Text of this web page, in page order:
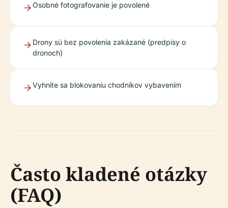
Osobné fotografovanie je povolené
Drony sú bez povolenia zakázané (predpisy o
dronoch)
Vyhnite sa blokovaniu chodníkov vybavením
Často kladené otázky
(FAQ)